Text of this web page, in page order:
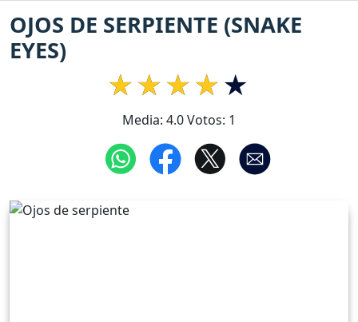
OJOS DE SERPIENTE (SNAKE
EYES)
Media: 4.0Votos: 1